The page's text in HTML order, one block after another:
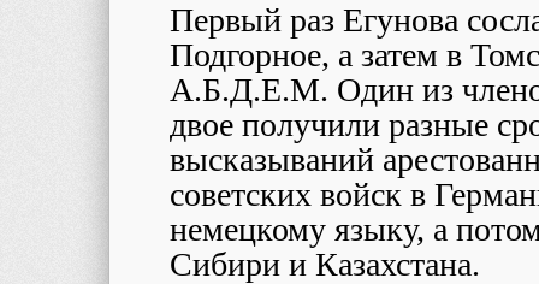
Первый раз Егунова
Подгорное, а затем в
А.Б.Д.Е.М. Один из
двое получили разные
высказываний
советских войск в
немецкому языку, а
Сибири и Казахстана.